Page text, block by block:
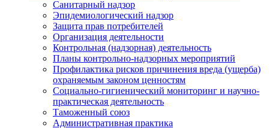
Санитарный надзор
Эпидемиологический надзор
Защита прав потребителей
Организация деятельности
Контрольная (надзорная) деятельность
Планы контрольно-надзорных мероприятий
Профилактика рисков причинения вреда (ущерба)
охраняемым законом ценностям
Социально-гигиенический мониторинг и научно-
практическая деятельность
Таможенный союз
Административная практика